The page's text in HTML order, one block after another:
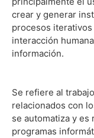
crear y generar
procesos
interacción
información.
Se refiere al
relacionados con
se automatiza y es
programas